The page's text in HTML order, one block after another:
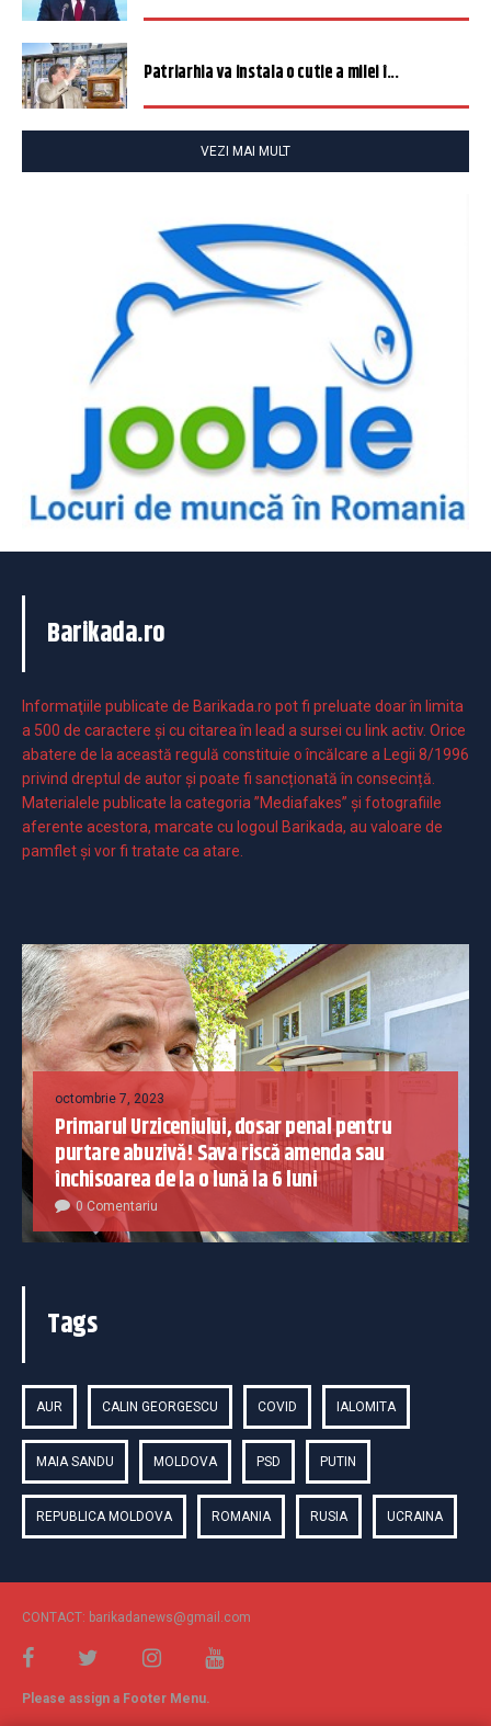
Patriarhia va instala o cutie a milei î...
VEZI MAI MULT
Barikada.ro
Informaţiile publicate de Barikada.ro pot fi preluate doar în limita
a 500 de caractere şi cu citarea în lead a sursei cu link activ. Orice
abatere de la această regulă constituie o încălcare a Legii 8/1996
privind dreptul de autor și poate fi sancționată în consecință.
Materialele publicate la categoria ”Mediafakes” și fotografiile
aferente acestora, marcate cu logoul Barikada, au valoare de
pamflet și vor fi tratate ca atare.
octombrie 7, 2023
Primarul Urziceniului, dosar penal pentru
purtare abuzivă! Sava riscă amenda sau
închisoarea de la o lună la 6 luni
0 Comentariu
Tags
AUR CALIN GEORGESCU COVID IALOMITA
MAIA SANDU MOLDOVA PSD PUTIN
REPUBLICA MOLDOVA ROMANIA RUSIA UCRAINA
CONTACT: barikadanews@gmail.com
Please assign a Footer Menu.